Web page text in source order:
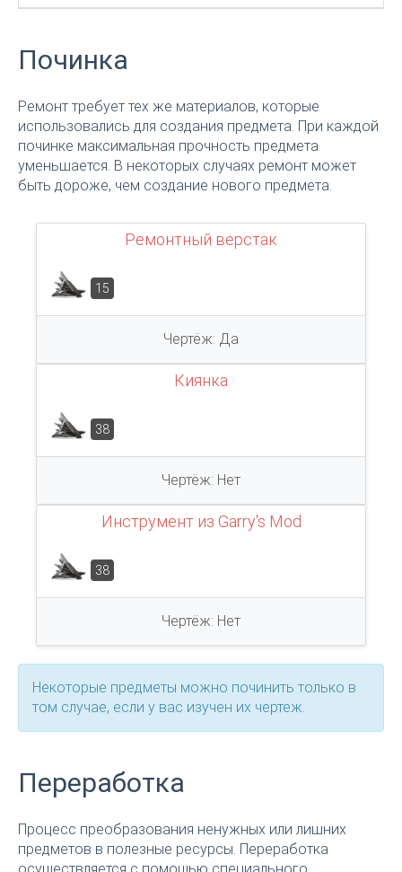
Починка
Ремонт требует тех же материалов, которые
использовались для создания предмета. При каждой
починке максимальная прочность предмета
уменьшается. В некоторых случаях ремонт может
быть дороже, чем создание нового предмета.
Ремонтный верстак
15
Чертёж: Да
Киянка
38
Чертёж: Нет
Инструмент из Garry's Mod
38
Чертёж: Нет
Некоторые предметы можно починить только в
том случае, если у вас изучен их чертеж.
Переработка
Процесс преобразования ненужных или лишних
предметов в полезные ресурсы. Переработка